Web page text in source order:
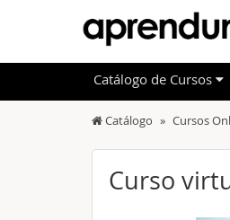
OFERTAS DESTACADAS
Catálogo Cursos
Curso
Catálogo de Cursos